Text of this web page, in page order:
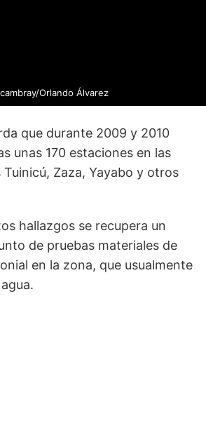
Orlando Álvarez
que durante 2009 y 2010
unas 170 estaciones en las
Tuinicú, Zaza, Yayabo y otros
hallazgos se recupera un
de pruebas materiales de
en la zona, que usualmente